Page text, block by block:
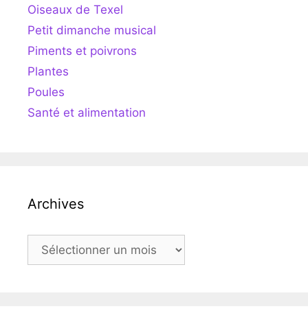
Oiseaux de Texel
Petit dimanche musical
Piments et poivrons
Plantes
Poules
Santé et alimentation
Archives
Archives